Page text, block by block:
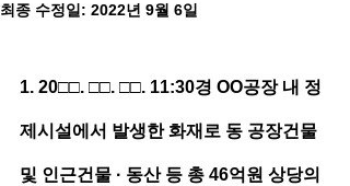
최종 수정일: 2022년 9월 6일
1. 20□□. □□. □□. 11:30경 OO공장 내 정
제시설에서 발생한 화재로 동 공장건물
및 인근건물 · 동산 등 총 46억원 상당의